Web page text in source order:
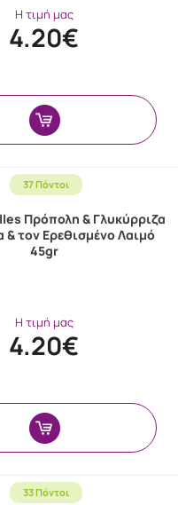
Η τιμή μας
4.20€
37 Πόντοι
Πρόπολη & Γλυκύρριζα
& τον Ερεθισμένο Λαιμό
45gr
Η τιμή μας
4.20€
33 Πόντοι